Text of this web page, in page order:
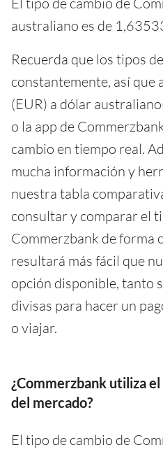
australiano es de
Recuerda que los tipos
constantemente, así que
(EUR) a dólar
o la app de
cambio en tiempo real.
mucha información y
nuestra tabla
consultar y comparar el
Commerzbank de forma
resultará más fácil que
opción disponible, tanto
divisas para hacer un
o viajar.
¿Commerzbank utiliza
del mercado?
El tipo de cambio de